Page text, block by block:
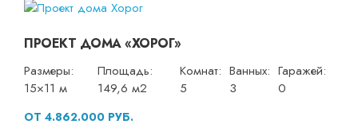
ПРОЕКТ ДОМА «ХОРОГ»
Размеры:
15×11 м
Площадь:
149,6 м2
Комнат:
5
Ванных:
3
Гаражей:
0
ОТ 4.862.000 РУБ.